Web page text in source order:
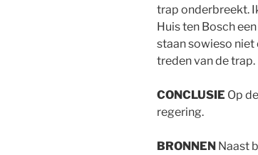
trap onderbreekt.
Huis ten Bosch
staan sowieso niet
treden van de trap.
CONCLUSIE Op
regering.
BRONNEN Naast